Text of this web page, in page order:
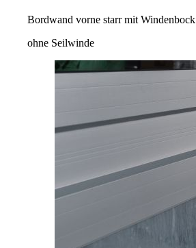
Bordwand vorne starr mit Windenbock
ohne Seilwinde